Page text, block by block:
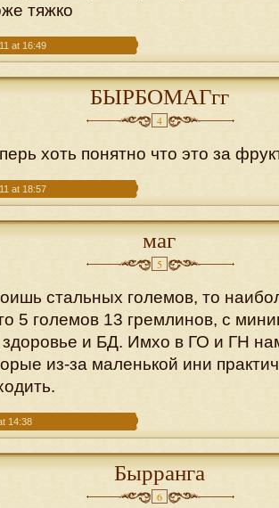
тяжко
at 16:49
БЫРБОМАГгг
4
хоть понятно что это за
at 18:57
маг
5
стальных големов, то
5 големов 13 гремлинов, с
и БД. Имхо в ГО и ГН
из-за маленькой ини
14:38
Бырранга
6